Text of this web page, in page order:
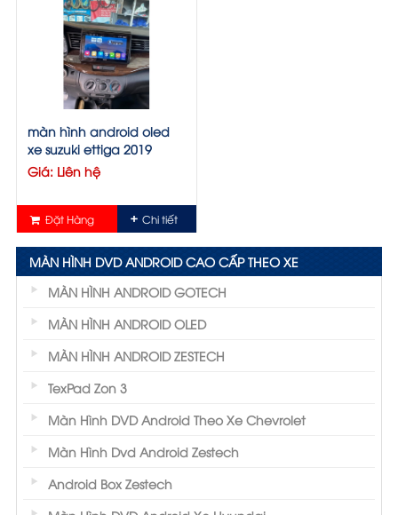
màn hình android oled
xe suzuki ettiga 2019
Giá: Liên hệ
Đặt Hàng Chi tiết
MÀN HÌNH DVD ANDROID CAO CẤP THEO XE
MÀN HÌNH ANDROID GOTECH
MÀN HÌNH ANDROID OLED
MÀN HÌNH ANDROID ZESTECH
TexPad Zon 3
Màn Hình DVD Android Theo Xe Chevrolet
Màn Hình Dvd Android Zestech
Android Box Zestech